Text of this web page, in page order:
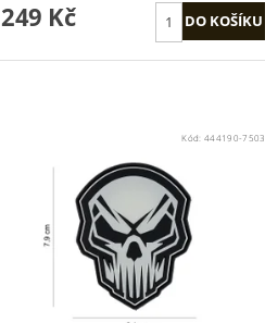
249 Kč
Kód: 444190-7503